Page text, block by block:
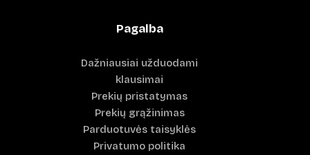
Pagalba
Dažniausiai užduodami
klausimai
Prekių pristatymas
Prekių grąžinimas
Parduotuvės taisyklės
Privatumo politika